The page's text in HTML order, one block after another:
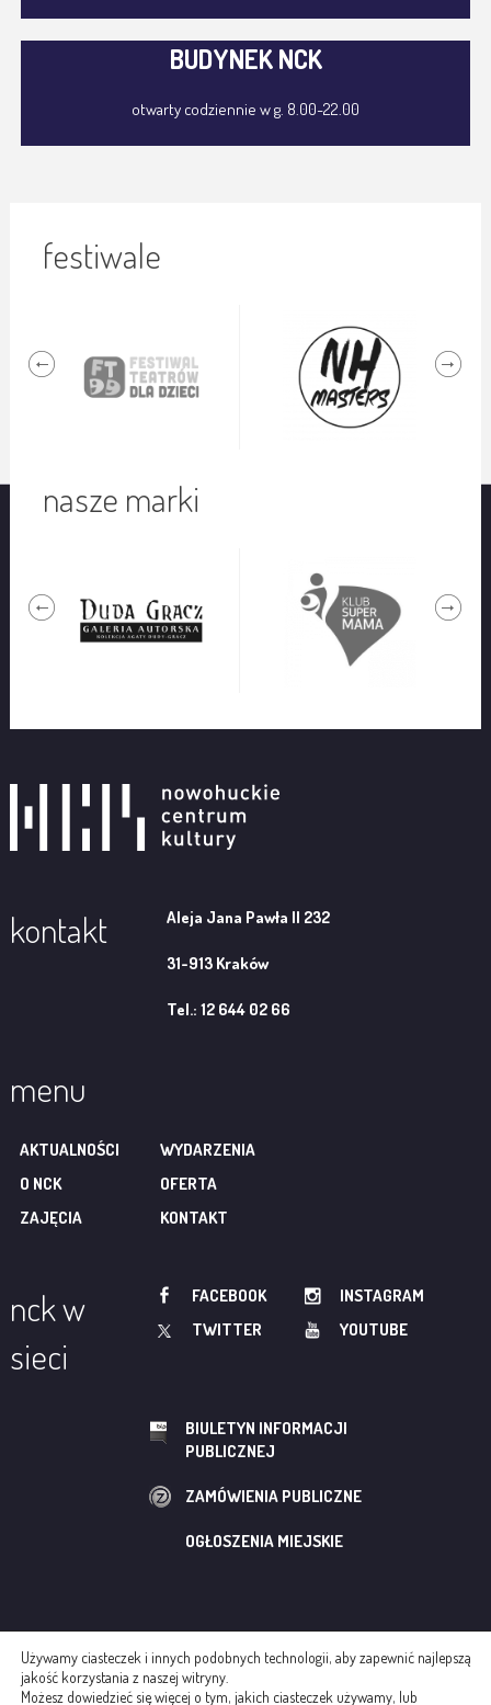
BUDYNEK NCK
otwarty codziennie w g. 8.00-22.00
festiwale
nasze marki
kontakt Aleja Jana Pawła II 232
31-913 Kraków
Tel.: 12 644 02 66
menu
AKTUALNOŚCI
WYDARZENIA
O NCK
OFERTA
ZAJĘCIA
KONTAKT
nck w
sieci
FACEBOOK
INSTAGRAM
TWITTER
YOUTUBE
BIULETYN INFORMACJI
PUBLICZNEJ
ZAMÓWIENIA PUBLICZNE
OGŁOSZENIA MIEJSKIE
© NOWOHUCKIE CENTRUM KULTURY
Używamy ciasteczek i innych podobnych technologii, aby zapewnić najlepszą
jakość korzystania z naszej witryny.
Możesz dowiedzieć się więcej o tym, jakich ciasteczek używamy, lub